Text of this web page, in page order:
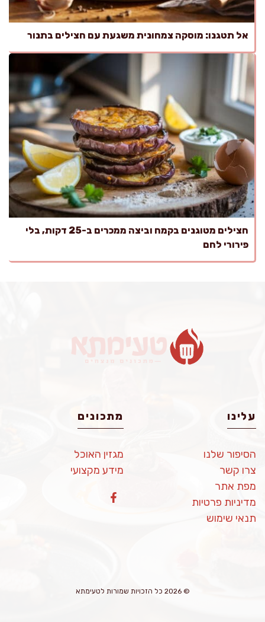
אל תטגנו: מוסקה צמחונית משגעת עם חצילים בתנור
חצילים מטוגנים בקמח וביצה ממכרים ב-25 דקות, בלי
פירורי לחם
עלינו
הסיפור שלנו
צרו קשר
מפת אתר
מדיניות פרטיות
תנאי שימוש
מתכונים
מגזין האוכל
מידע מקצועי
© 2026 כל הזכויות שמורות לטעימתא